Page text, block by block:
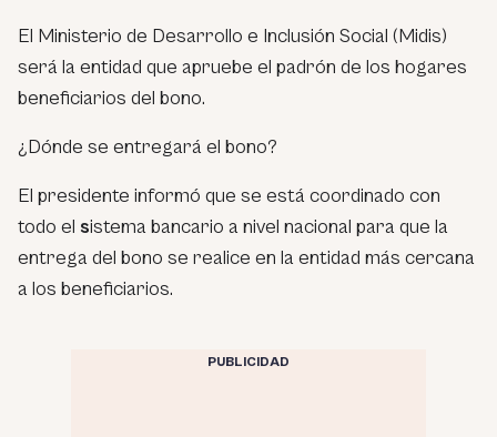
El Ministerio de Desarrollo e Inclusión Social (Midis)
será la entidad que apruebe el padrón de los hogares
beneficiarios del bono.
¿Dónde se entregará el bono?
El presidente informó que se está coordinado con
todo el sistema bancario a nivel nacional para que la
entrega del bono se realice en la entidad más cercana
a los beneficiarios.
PUBLICIDAD